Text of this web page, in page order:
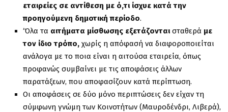
εταιρείες σε αντίθεση με ό,τι ίσχυε κατά την
προηγούμενη δημοτική περίοδο.
‘Όλα τα αιτήματα μίσθωσης εξετάζονται σταθερά με
τον ίδιο τρόπο, χωρίς η απόφασή να διαφοροποιείται
ανάλογα με το ποια είναι η αιτούσα εταιρεία, όπως
προφανώς συμβαίνει με τις αποφάσεις άλλων
παρατάξεων, που αποφασίζουν κατά περίπτωση.
Οι αποφάσεις σε δύο μόνο περιπτώσεις δεν είχαν τη
σύμφωνη γνώμη των Κοινοτήτων (Μαυροδένδρι, Λιβερά),